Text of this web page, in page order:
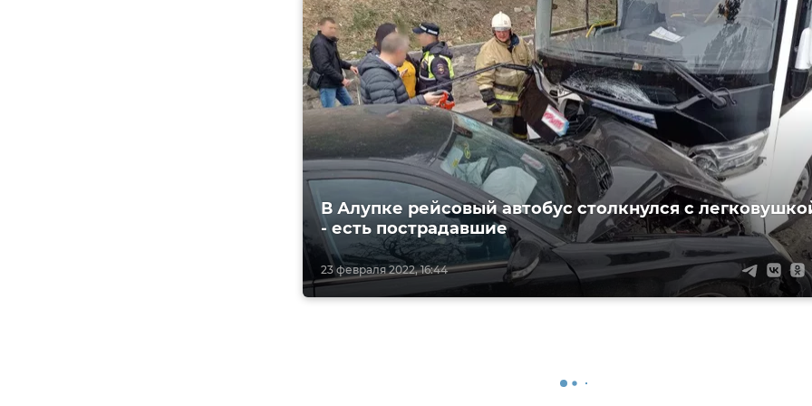
23 февраля 2022, 16:44
В Алупке рейсовый автобус столкнулся с
- есть пострадавшие